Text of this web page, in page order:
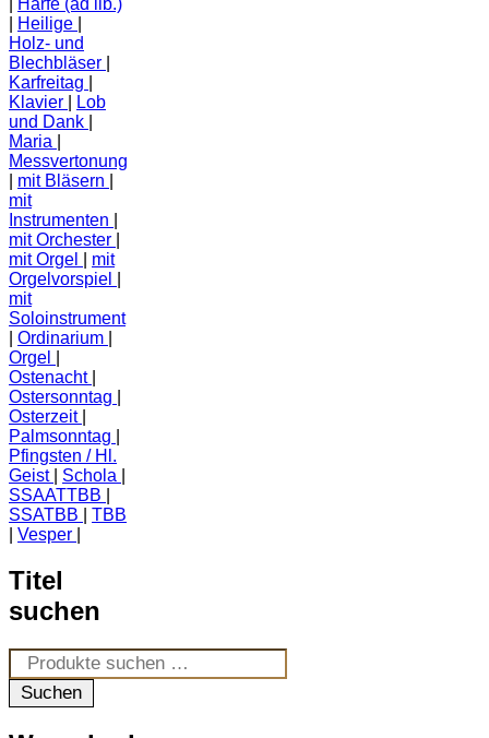
Heilige
Holz- und
Blechbläser
Karfreitag
Klavier
Lob
und Dank
Maria
Messvertonung
mit Bläsern
mit
Instrumenten
mit Orchester
mit Orgel
mit
Orgelvorspiel
mit
Soloinstrument
Ordinarium
Orgel
Ostenacht
Ostersonntag
Osterzeit
Palmsonntag
Pfingsten / Hl.
Geist
Schola
SSAATTBB
SSATBB
TBB
Vesper
Titel
suchen
Suchen
nach:
Suchen